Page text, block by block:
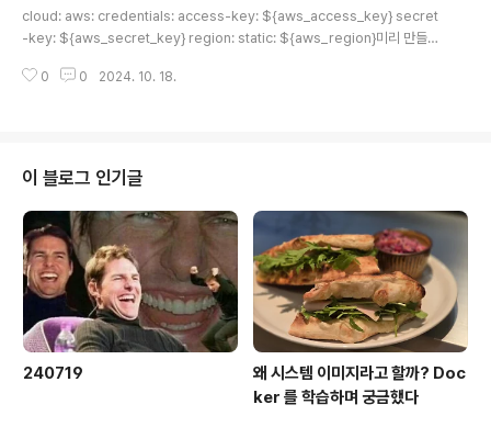
sage = "*" + title + "*\n" + message; payload.pu
t("text", fo..
cloud: aws: credentials: access-key: ${aws_access_key} secret
-key: ${aws_secret_key} region: static: ${aws_region}미리 만들어
정보@PostMapping public ResponseEntity> createCard( @Requ
0 0 2024. 10. 18.
이 블로그 인기글
240719
왜 시스템 이미지라고 할까? Doc
ker 를 학습하며 궁금했다